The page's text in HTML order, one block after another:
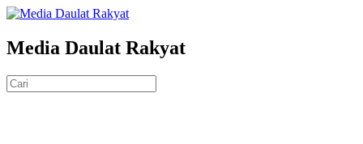
Media Daulat Rakyat